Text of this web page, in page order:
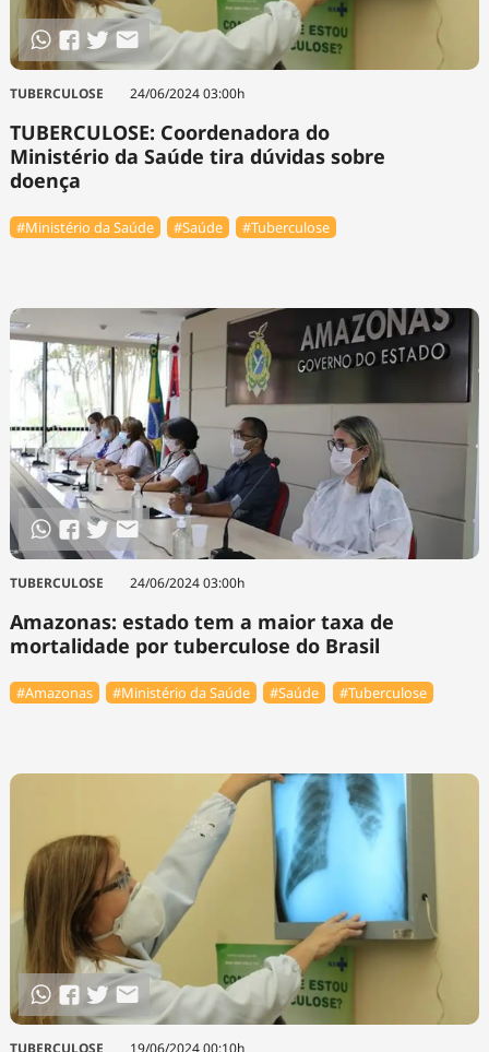
TUBERCULOSE 24/06/2024 03:00h
TUBERCULOSE: Coordenadora do
Ministério da Saúde tira dúvidas sobre
doença
#Ministério da Saúde #Saúde #Tuberculose
TUBERCULOSE 24/06/2024 03:00h
Amazonas: estado tem a maior taxa de
mortalidade por tuberculose do Brasil
#Amazonas #Ministério da Saúde #Saúde #Tuberculose